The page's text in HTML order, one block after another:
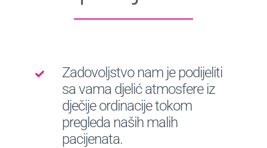
Zadovoljstvo nam je podijeliti
sa vama djelić atmosfere iz
dječije ordinacije tokom
pregleda naših malih
pacijenata.